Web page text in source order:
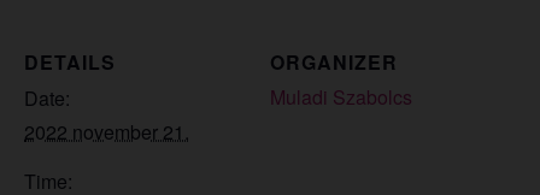
DETAILS
Date:
2022 november 21.
Time:
ORGANIZER
Muladi Szabolcs